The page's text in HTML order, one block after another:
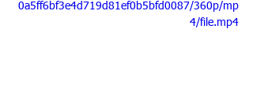
0a5ff6bf3e4d719d81ef0b5bfd0087/360p/mp
4/file.mp4